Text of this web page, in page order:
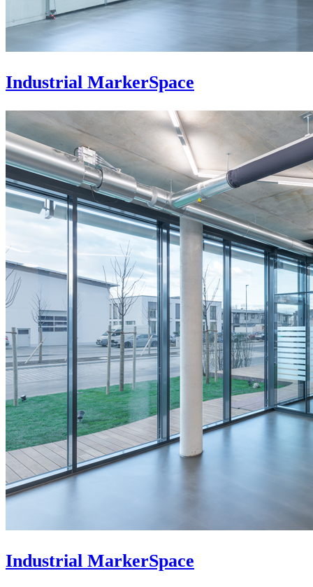
Industrial MarkerSpace
Industrial MarkerSpace